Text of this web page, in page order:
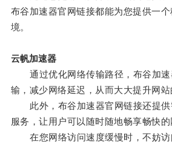
布谷加速器官网链接都能为您提供一
境。
云帆加速器
通过优化网络传输路径，布谷加速
输，减少网络延迟，从而大大提升网站
此外，布谷加速器官网链接还提供
服务，让用户可以随时随地畅享畅快的
在您网络访问速度缓慢时，不妨访